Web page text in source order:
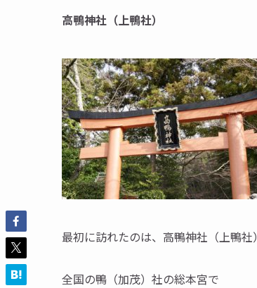
高鴨神社（上鴨社）
最初に訪れたのは、高鴨神社（上鴨社）
全国の鴨（加茂）社の総本宮で